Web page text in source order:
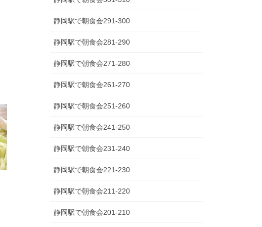
静岡駅で朝食会291-300
静岡駅で朝食会281-290
静岡駅で朝食会271-280
静岡駅で朝食会261-270
静岡駅で朝食会251-260
静岡駅で朝食会241-250
静岡駅で朝食会231-240
静岡駅で朝食会221-230
静岡駅で朝食会211-220
静岡駅で朝食会201-210